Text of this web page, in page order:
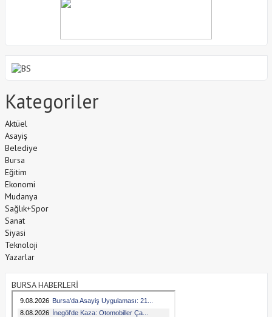
Kategoriler
Aktüel
Asayiş
Belediye
Bursa
Eğitim
Ekonomi
Mudanya
Sağlık+Spor
Sanat
Siyasi
Teknoloji
Yazarlar
BURSA HABERLERİ